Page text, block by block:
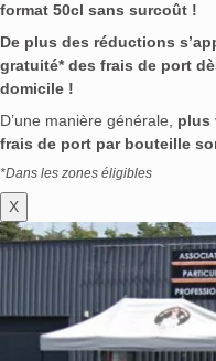
format 50cl sans surcoût !
De plus des réductions
gratuité* des frais de port
domicile !
D’une manière générale, plus
frais de port par bouteille
*Dans les zones éligibles
X